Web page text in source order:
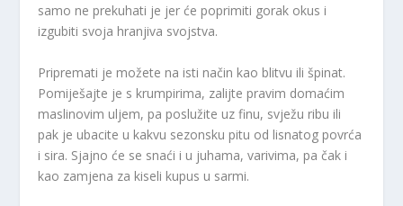
samo ne prekuhati je jer će poprimiti gorak okus i
izgubiti svoja hranjiva svojstva.
Pripremati je možete na isti način kao blitvu ili špinat.
Pomiješajte je s krumpirima, zalijte pravim domaćim
maslinovim uljem, pa poslužite uz finu, svježu ribu ili
pak je ubacite u kakvu sezonsku pitu od lisnatog povrća
i sira. Sjajno će se snaći i u juhama, varivima, pa čak i
kao zamjena za kiseli kupus u sarmi.